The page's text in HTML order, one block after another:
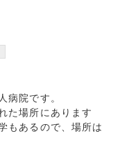
病院です。
た場所にあります
もあるので、場所は